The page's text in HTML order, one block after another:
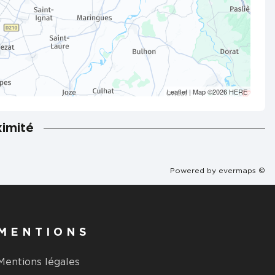
Leaflet| Map ©2026HERE
Powered by evermaps ©
légales